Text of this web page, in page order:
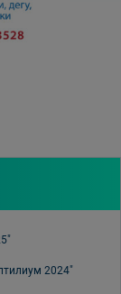
2024"